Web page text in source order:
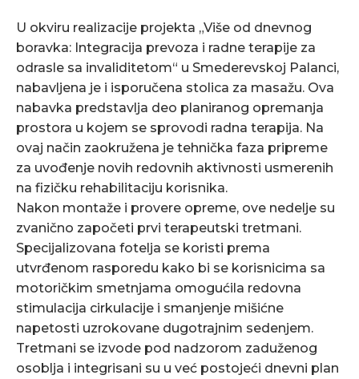
U okviru realizacije projekta „Više od dnevnog
boravka: Integracija prevoza i radne terapije za
odrasle sa invaliditetom“ u Smederevskoj Palanci,
nabavljena je i isporučena stolica za masažu. Ova
nabavka predstavlja deo planiranog opremanja
prostora u kojem se sprovodi radna terapija. Na
ovaj način zaokružena je tehnička faza pripreme
za uvođenje novih redovnih aktivnosti usmerenih
na fizičku rehabilitaciju korisnika.
Nakon montaže i provere opreme, ove nedelje su
zvanično započeti prvi terapeutski tretmani.
Specijalizovana fotelja se koristi prema
utvrđenom rasporedu kako bi se korisnicima sa
motoričkim smetnjama omogućila redovna
stimulacija cirkulacije i smanjenje mišićne
napetosti uzrokovane dugotrajnim sedenjem.
Tretmani se izvode pod nadzorom zaduženog
osoblja i integrisani su u već postojeći dnevni plan